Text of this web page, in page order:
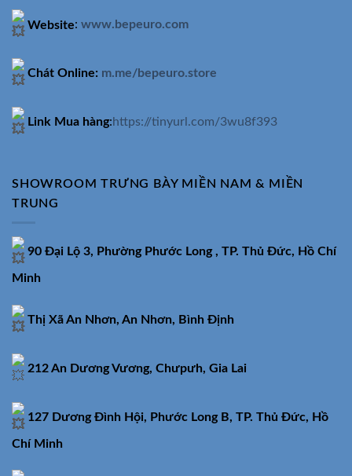
Website: www.bepeuro.com
Chát Online: m.me/bepeuro.store
Link Mua hàng:https://tinyurl.com/3wu8f393
SHOWROOM TRƯNG BÀY MIỀN NAM & MIỀN
TRUNG
90 Đại Lộ 3, Phường Phước Long , TP. Thủ Đức, Hồ Chí
Minh
Thị Xã An Nhơn, An Nhơn, Bình Định
212 An Dương Vương, Chưpưh, Gia Lai
127 Dương Đình Hội, Phước Long B, TP. Thủ Đức, Hồ
Chí Minh